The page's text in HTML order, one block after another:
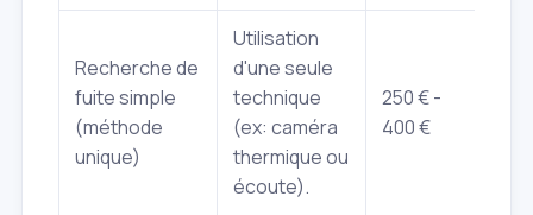
Recherche de
fuite simple
(méthode
unique)
Utilisation
d'une seule
technique
(ex: caméra
thermique ou
écoute).
250 € -
400 €